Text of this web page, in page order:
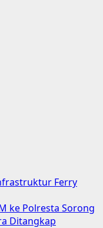
Ferry
ke Polresta Sorong
Ditangkap